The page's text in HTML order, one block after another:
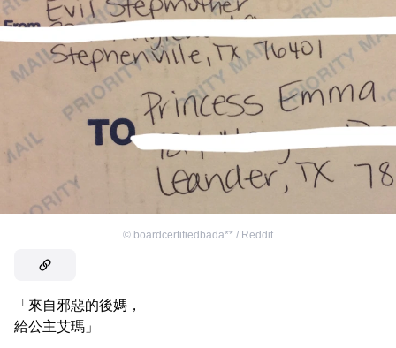
© boardcertifiedbada** / Reddit
「來自邪惡的後媽，
給公主艾瑪」